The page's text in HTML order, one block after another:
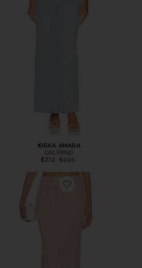
ЮБКА AMARA
GRLFRND
$212 Previous price:
$225
Favorite ЮБКА МИДИ ANDY